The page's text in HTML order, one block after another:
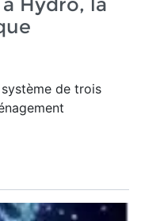
de trois